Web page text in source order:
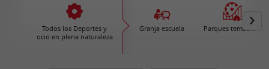
Todos los Deportes y
ocio en plena naturaleza
Granja escuela Parques temáticos